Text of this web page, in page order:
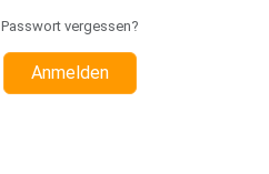
Passwort vergessen?
Anmelden